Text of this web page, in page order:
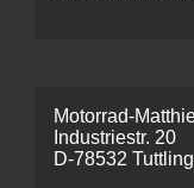
Motorrad-
Industriestr. 20
D-78532